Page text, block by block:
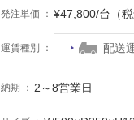
発注単価 ¥47,800/台（
運賃種別 配送
納期 2～8営業日